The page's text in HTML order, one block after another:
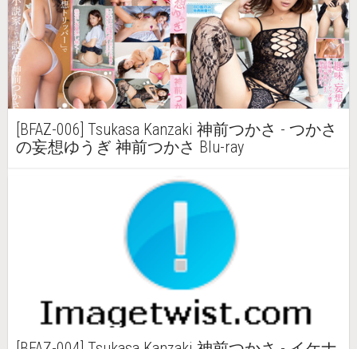
[BFAZ-006] Tsukasa Kanzaki 神前つかさ - つかさ
の妄想ゆうぎ 神前つかさ Blu-ray